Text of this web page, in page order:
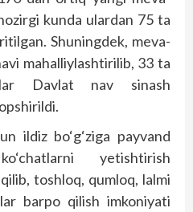
kunda ulardan 75 ta
Shuningdek, meva-
mahalliylashtirilib, 33 ta
Davlat nav sinash
ildiz bo‘g‘ziga payvand
yetishtirish
toshloq, qumloq, lalmi
barpo qilish imkoniyati